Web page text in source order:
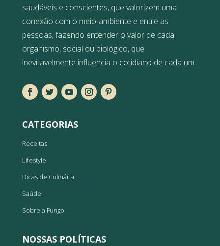
saudáveis e conscientes, que valorizem uma
conexão com o meio-ambiente e entre as
pessoas, fazendo entender o valor de cada
organismo, social ou biológico, que
inevitavelmente influencia o cotidiano de cada um.
CATEGORIAS
Receitas
Lifestyle
Dicas de Culinária
Saúde
Sobre a Fungo
NOSSAS POLÍTICAS